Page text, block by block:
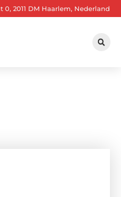
0, 2011 DM Haarlem, Nederland